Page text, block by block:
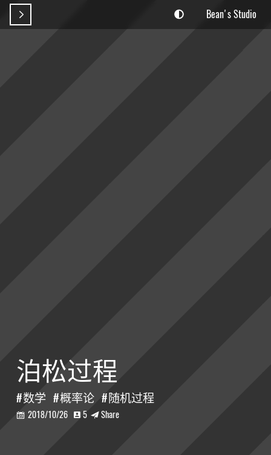
 Bean's Studio
泊松过程
数学 概率论 随机过程
 2018/10/26  5  Share